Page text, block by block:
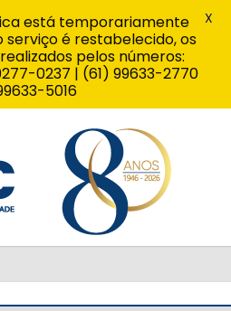
está temporariamente
é restabelecido, os
pelos números:
0237 | (61) 99633-2770
5016
X